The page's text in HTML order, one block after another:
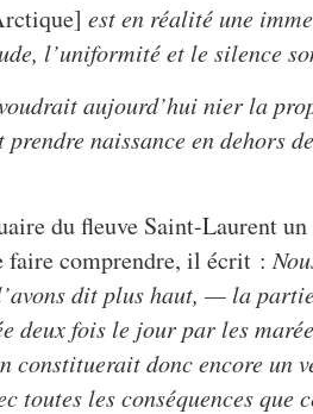
est en réalité une
l’uniformité et le silence
aujourd’hui nier la
prendre naissance en dehors
du fleuve Saint-Laurent
faire comprendre, il écrit :
dit plus haut, — la
deux fois le jour par les
constituerait donc encore un
toutes les conséquences que